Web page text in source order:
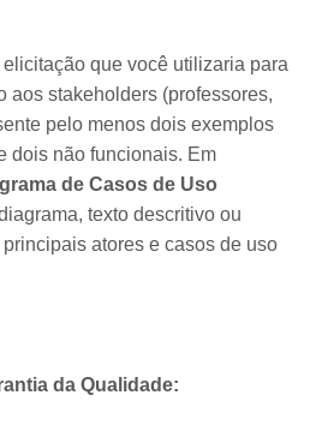
que você utilizaria para
aos stakeholders (professores,
pelo menos dois exemplos
dois não funcionais. Em
de Casos de Uso
texto descritivo ou
atores e casos de uso
da Qualidade: